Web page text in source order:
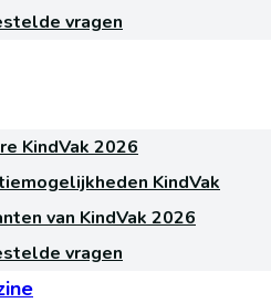
vragen
KindVak 2026
KindVak
van KindVak 2026
vragen